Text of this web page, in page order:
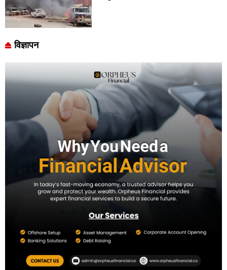
विज्ञापन